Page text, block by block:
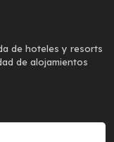
de hoteles y resorts
de alojamientos